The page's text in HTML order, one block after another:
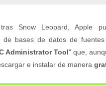
Snow Leopard, Apple
de bases de datos de
Administrator Tool" que,
e instalar de manera